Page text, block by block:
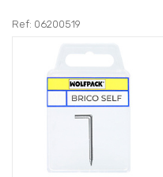
Ref: 06200519